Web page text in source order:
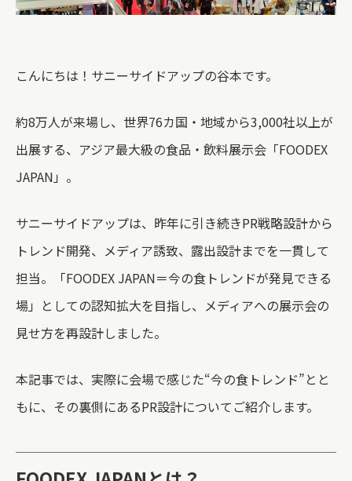
こんにちは！サニーサイドアップの谷本です。
約8万人が来場し、世界76カ国・地域から3,000社以上が
出展する、アジア最大級の食品・飲料展示会「FOODEX
JAPAN」。
サニーサイドアップは、 昨年に引き続きPR戦略設計から
トレンド開発、メディア誘致、露出設計までを一貫して
担当。「FOODEX JAPAN＝今の食トレンドが発見できる
場」としての認知拡大を目指し、メディアへの展示会の
見せ方を再設計しました。
本記事では、実際に会場で感じた“今の食トレンド”とと
もに、その裏側にあるPR設計についてご紹介します。